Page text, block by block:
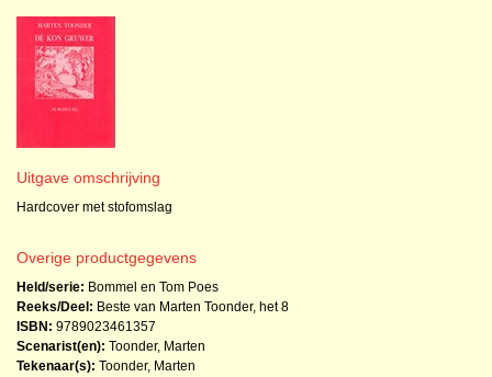
Uitgave omschrijving
Hardcover met stofomslag
Overige productgegevens
Held/serie: Bommel en Tom Poes
Reeks/Deel: Beste van Marten Toonder, het8
ISBN: 9789023461357
Scenarist(en): Toonder, Marten
Tekenaar(s): Toonder, Marten